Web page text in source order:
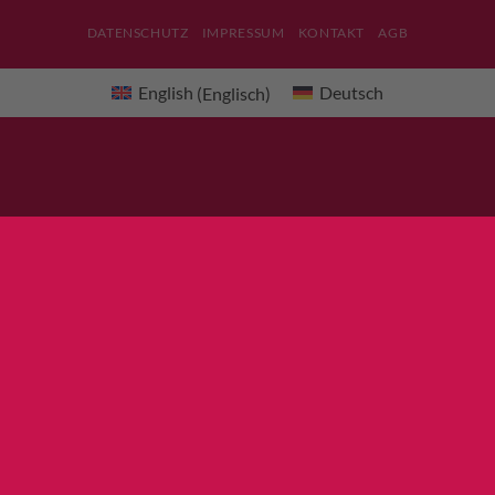
DATENSCHUTZ IMPRESSUM KONTAKT AGB
English (Englisch) Deutsch